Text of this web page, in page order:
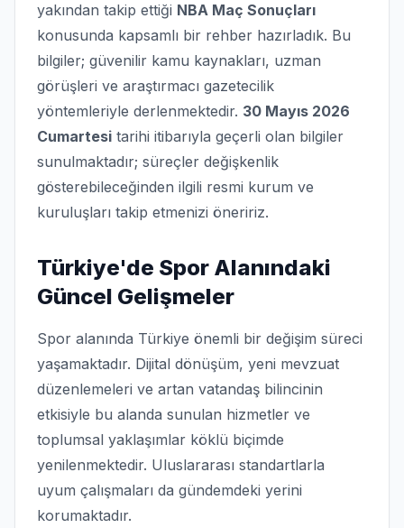
yakından takip ettiği NBA Maç Sonuçları
konusunda kapsamlı bir rehber hazırladık. Bu
bilgiler; güvenilir kamu kaynakları, uzman
görüşleri ve araştırmacı gazetecilik
yöntemleriyle derlenmektedir. 30 Mayıs 2026
Cumartesi tarihi itibarıyla geçerli olan bilgiler
sunulmaktadır; süreçler değişkenlik
gösterebileceğinden ilgili resmi kurum ve
kuruluşları takip etmenizi öneririz.
Türkiye'de Spor Alanındaki
Güncel Gelişmeler
Spor alanında Türkiye önemli bir değişim süreci
yaşamaktadır. Dijital dönüşüm, yeni mevzuat
düzenlemeleri ve artan vatandaş bilincinin
etkisiyle bu alanda sunulan hizmetler ve
toplumsal yaklaşımlar köklü biçimde
yenilenmektedir. Uluslararası standartlarla
uyum çalışmaları da gündemdeki yerini
korumaktadır.